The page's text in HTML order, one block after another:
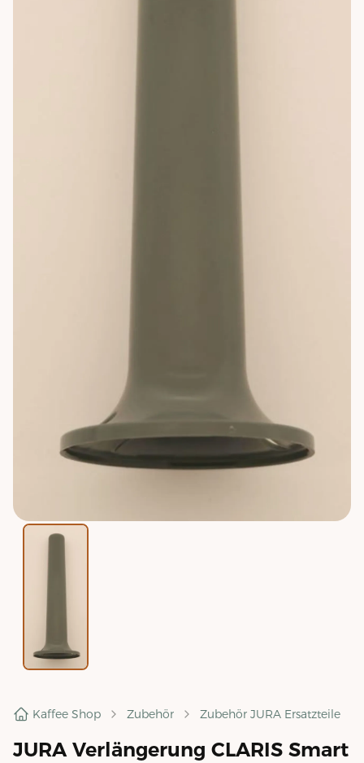
Kaffee Shop Zubehör Zubehör JURA Ersatzteile
JURA Verlängerung CLARIS Smart